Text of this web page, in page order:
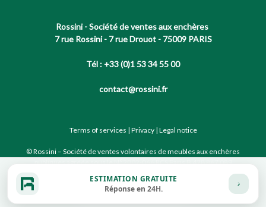
Rossini - Société de ventes aux enchères
7 rue Rossini - 7 rue Drouot - 75009 PARIS
Tél : +33 (0)1 53 34 55 00
contact@rossini.fr
Terms of services | Privacy| Legal notice
© Rossini – Société de ventes volontaires de meubles aux enchères
Site conçu par notre partenaire
ESTIMATION GRATUITE
Réponse en 24H.